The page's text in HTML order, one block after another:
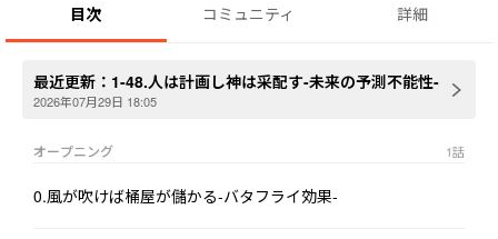
そして、商売を助けるうちに輝央は気づく。
「金を稼ぐって、こういうことだったのか――」
ハイカラメイド喫茶。
蓄音機カラオケ。
目次 コミュニティ 詳細
最近更新： 1-48.人は計画し神は采配す-未来の予測不能性-
2026年07月29日 18:05
オープニング 1話
0.風が吹けば桶屋が儲かる-バタフライ効果-